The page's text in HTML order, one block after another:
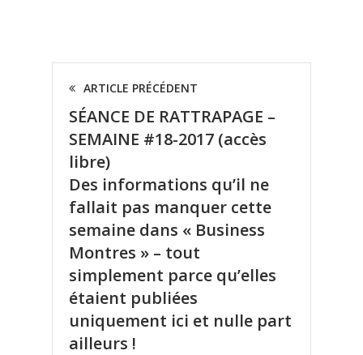
ARTICLE PRÉCÉDENT
SÉANCE DE RATTRAPAGE –
SEMAINE #18-2017 (accès
libre)
Des informations qu’il ne
fallait pas manquer cette
semaine dans « Business
Montres » – tout
simplement parce qu’elles
étaient publiées
uniquement ici et nulle part
ailleurs !